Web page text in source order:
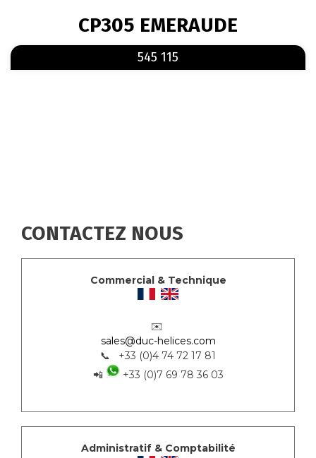
D'ARIANE
CP305 EMERAUDE
545 115
CONTACTEZ NOUS
Commercial & Technique
✉️
sales@duc-helices.com
📞 +33 (0)4 74 72 17 81
📲
+33 (0)7 69 78 36 03
Administratif & Comptabilité